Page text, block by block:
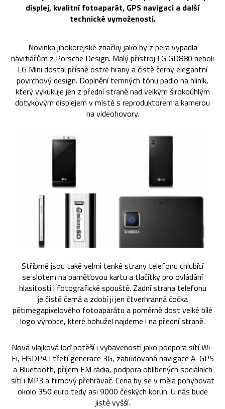
displej, kvalitní fotoaparát, GPS navigaci a další
technické vymoženosti.
Novinka jihokorejské značky jako by z pera vypadla
návrhářům z Porsche Design. Malý přístroj LG GD880 neboli
LG Mini dostal přísně ostré hrany a čistě černý elegantní
povrchový design. Doplnění temných tónu padlo na hliník,
který vykukuje jen z přední straně nad velkým širokoúhlým
dotykovým displejem v místě s reproduktorem a kamerou
na videohovory.
Stříbrné jsou také velmi tenké strany telefonu chlubící
se slotem na paměťovou kartu a tlačítky pro ovládání
hlasitosti i fotografické spouště. Zadní strana telefonu
je čistě černá a zdobí ji jen čtverhranná čočka
pětimegapixelového fotoaparátu a poměrně dost velké bílé
logo výrobce, které bohužel najdeme i na přední straně.
Nová vlajková loď potěší i vybaveností jako podpora sítí Wi-
Fi, HSDPA i třetí generace 3G, zabudovaná navigace A-GPS
a Bluetooth, příjem FM rádia, podpora oblíbených sociálních
sítí i MP3 a filmový přehrávač. Cena by se v měla pohybovat
okolo 350 euro tedy asi 9000 českých korun. U nás bude
jistě vyšší.